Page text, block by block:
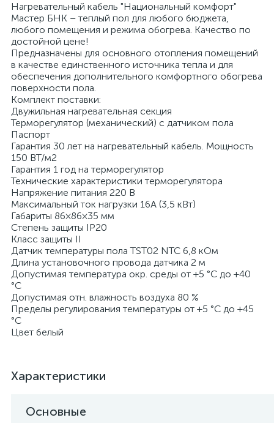
Нагревательный кабель "Национальный комфорт"
Мастер БНК – теплый пол для любого бюджета,
любого помещения и режима обогрева. Качество по
достойной цене!
Предназначены для основного отопления помещений
в качестве единственного источника тепла и для
обеспечения дополнительного комфортного обогрева
поверхности пола.
Комплект поставки:
Двужильная нагревательная секция
Терморегулятор (механический) с датчиком пола
Паспорт
Гарантия 30 лет на нагревательный кабель. Мощность
150 ВТ/м2
Гарантия 1 год на терморегулятор
Технические характеристики терморегулятора
Напряжение питания 220 В
Максимальный ток нагрузки 16А (3,5 кВт)
Габариты 86×86×35 мм
Степень защиты IP20
Класс защиты II
Датчик температуры пола TST02 NTC 6,8 кОм
Длина установочного провода датчика 2 м
Допустимая температура окр. среды от +5 °С до +40
°C
Допустимая отн. влажность воздуха 80 %
Пределы регулирования температуры от +5 °С до +45
°C
Цвет белый
Характеристики
Основные